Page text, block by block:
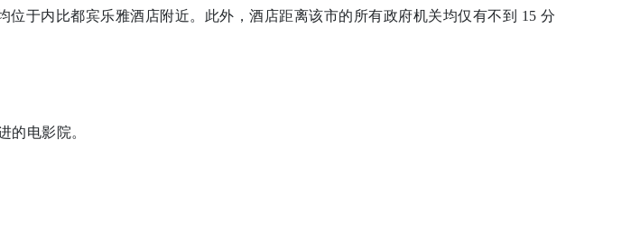
位于内比都宾乐雅酒店附近。此外，酒店距离该市的所有政府机关均仅有不到 15 分
的电影院。